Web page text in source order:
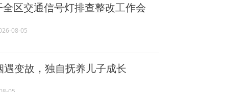
区交通信号灯排查整改工作会
08-05
遇变故，独自抚养儿子成长